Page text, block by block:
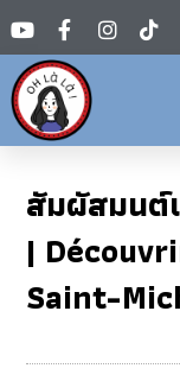
สัมผัสมนต์
|
Saint-